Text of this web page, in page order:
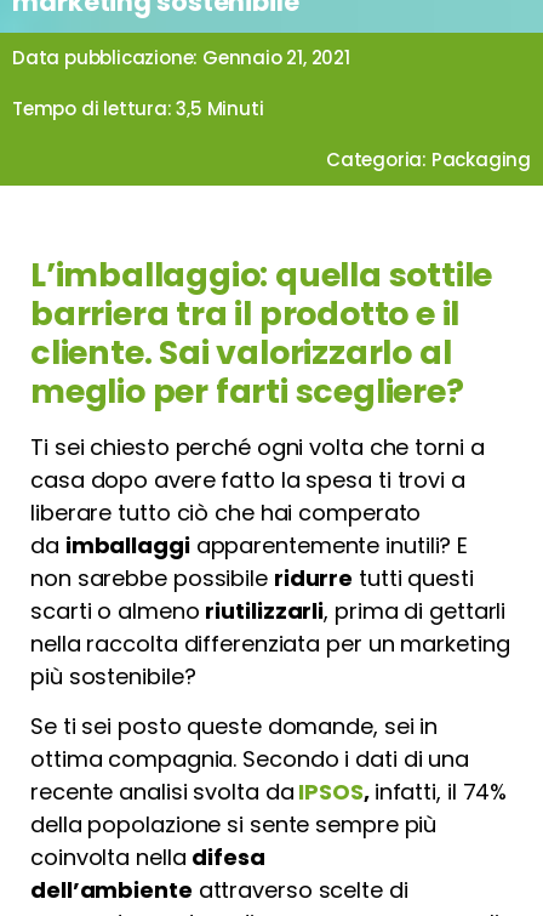
Data pubblicazione: Gennaio 21, 2021
Tempo di lettura: 3,5 Minuti
Categoria: Packaging
L’imballaggio: quella sottile
barriera tra il prodotto e il
cliente. Sai valorizzarlo al
meglio per farti scegliere?
Ti sei chiesto perché ogni volta che torni a
casa dopo avere fatto la spesa ti trovi a
liberare tutto ciò che hai comperato
da imballaggiapparentemente inutili? E
non sarebbe possibile ridurre tutti questi
scarti o almeno riutilizzarli, prima di gettarli
nella raccolta differenziata per un marketing
più sostenibile?
Se ti sei posto queste domande, sei in
ottima compagnia. Secondo i dati di una
recente analisi svolta da IPSOS, infatti, il 74%
della popolazione si sente sempre più
coinvolta nella difesa
dell’ambiente attraverso scelte di